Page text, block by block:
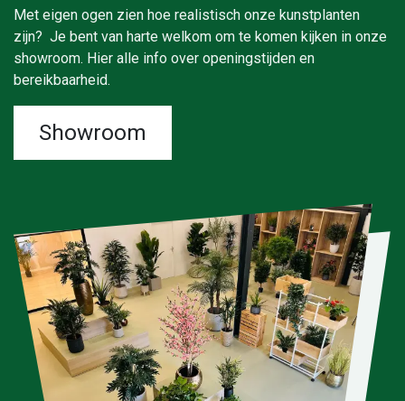
Met eigen ogen zien hoe realistisch onze kunstplanten
zijn? Je bent van harte welkom om te komen kijken in onze
showroom. Hier alle info over openingstijden en
bereikbaarheid.
Showroom